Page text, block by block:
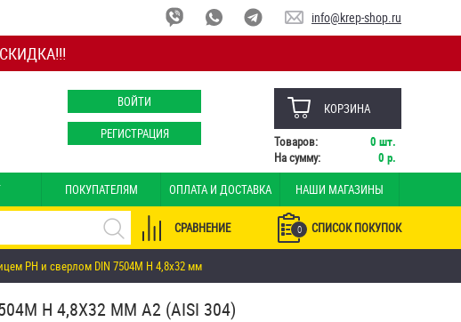
info@krep-shop.ru
ВОЙТИ
РЕГИСТРАЦИЯ
КОРЗИНА
Товаров: 0 шт.
На сумму:
0 р.
ПОКУПАТЕЛЯМ ОПЛАТА И ДОСТАВКА НАШИ МАГАЗИНЫ
0 СПИСОК ПОКУПОК
СРАВНЕНИЕ
PH и сверлом DIN 7504M H 4,8х32 мм
H 4,8Х32 ММ А2 (AISI 304)